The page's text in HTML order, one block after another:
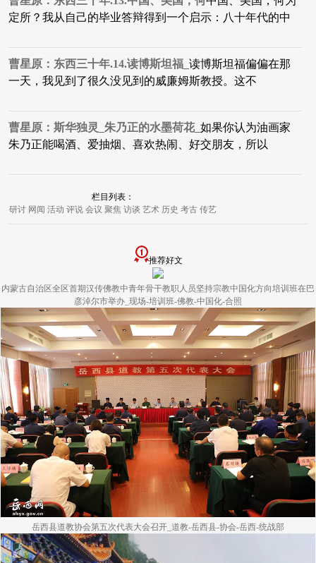
定所？我从自己的毕业答辩得到一个启示：八十年代的中
曹星原：东西三十年.14.读博斯坦福_ 读博斯坦福偏偏在那
一天，我见到了很久没见到的威廉姆斯教授。这不
曹星原：斯华独灵_朱乃正的水墨荷花_ 如果你认为油画家
朱乃正能喝酒、爱抽烟、喜欢热闹、好交朋友，所以
栏目列表：
研讨 网闻 活动 评说 会议 聚焦 访谈 艺术 历史 考古 传艺
推荐好文
内蒙古自治区全区首期汉传佛教中青年骨干教职人员坚持宗教中国化方向培训班在巴
彦淖尔市举办_现场-培训班-佛教-中国化-合照
岳西县道教协会第五次代表大会召开_道教-岳西县-协会-岳西-统战部